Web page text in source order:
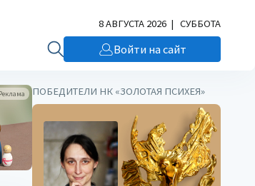
8 АВГУСТА 2026 | СУББОТА
Войти на сайт
Реклама ПОБЕДИТЕЛИ НК «ЗОЛОТАЯ ПСИХЕЯ»